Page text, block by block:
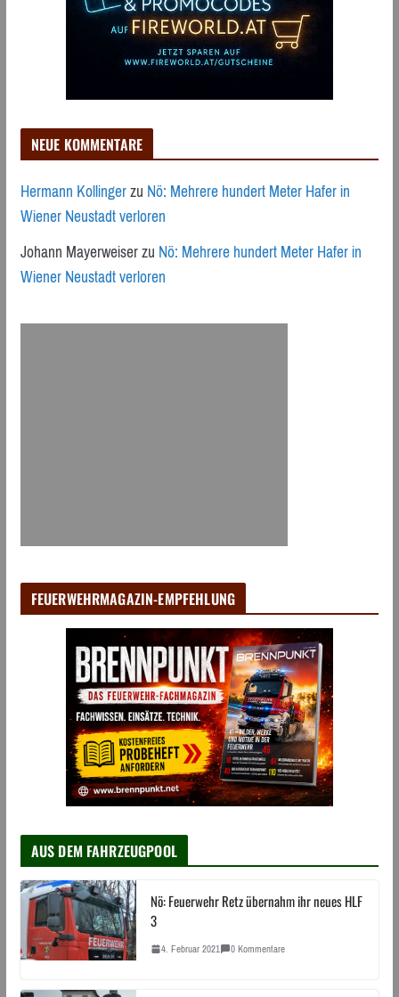
NEUE KOMMENTARE
Hermann KollingerzuNö: Mehrere hundert Meter Hafer in
Wiener Neustadt verloren
Johann MayerweiserzuNö: Mehrere hundert Meter Hafer in
Wiener Neustadt verloren
FEUERWEHRMAGAZIN-EMPFEHLUNG
AUS DEM FAHRZEUGPOOL
Nö: Feuerwehr Retz übernahm ihr neues HLF
3
4. Februar 2021 0 Kommentare